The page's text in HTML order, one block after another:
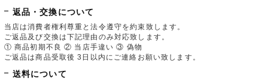
返品・交換について
当店は消費者権利尊重と法令遵守を約束致します。
ご返品及び交換は下記理由のみ対応致します。
① 商品初期不良 ② 当店手違い ③ 偽物
ご返品は商品受取後 3日以内にご連絡お願い致します。
送料について